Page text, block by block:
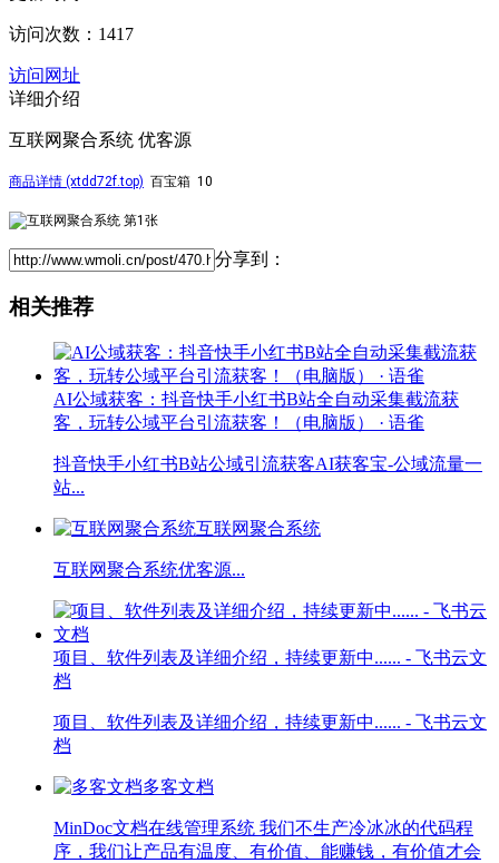
访问次数：1417
访问网址
详细介绍
互联网聚合系统 优客源
商品详情 (xtdd72f.top) 百宝箱 10
分享到：
相关推荐
AI公域获客：抖音快手小红书B站全自动采集截流获
客，玩转公域平台引流获客！（电脑版） · 语雀
抖音快手小红书B站公域引流获客AI获客宝-公域流量一
站...
互联网聚合系统
互联网聚合系统优客源...
项目、软件列表及详细介绍，持续更新中...... - 飞书云文
档
项目、软件列表及详细介绍，持续更新中...... - 飞书云文
档
多客文档
MinDoc文档在线管理系统 我们不生产冷冰冰的代码程
序，我们让产品有温度、有价值、能赚钱，有价值才会